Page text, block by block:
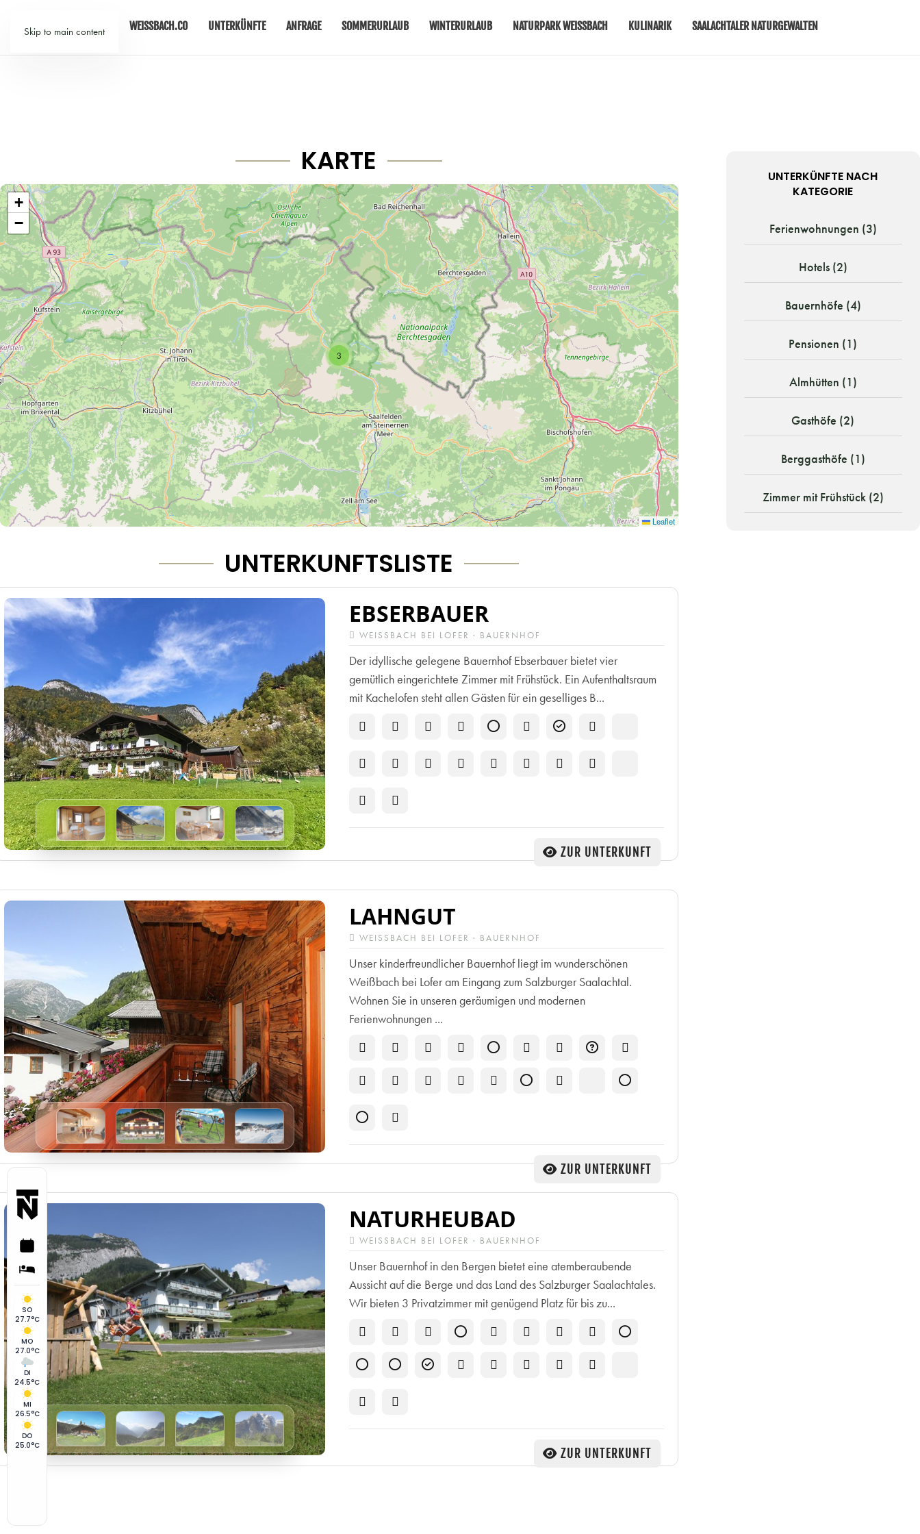
Skip to main content WEISSBACH.CO UNTERKÜNFTE ANFRAGE SOMMERURLAUB WINTERURLAUB NATURPARK WEISSBACH KULINARIK SAALACHTALER NATURGEWALTEN
KARTE
3
+
−
Leaflet
UNTERKUNFTSLISTE
EBSERBAUER
WEISSBACH BEI LOFER · BAUERNHOF
Der idyllische gelegene Bauernhof Ebserbauer bietet vier
gemütlich eingerichtete Zimmer mit Frühstück. Ein Aufenthaltsraum
mit Kachelofen steht allen Gästen für ein geselliges B...
ZUR UNTERKUNFT
LAHNGUT
WEISSBACH BEI LOFER · BAUERNHOF
Unser kinderfreundlicher Bauernhof liegt im wunderschönen
Weißbach bei Lofer am Eingang zum Salzburger Saalachtal.
Wohnen Sie in unseren geräumigen und modernen
Ferienwohnungen ...
ZUR UNTERKUNFT
NATURHEUBAD
WEISSBACH BEI LOFER · BAUERNHOF
Unser Bauernhof in den Bergen bietet eine atemberaubende
Aussicht auf die Berge und das Land des Salzburger Saalachtales.
Wir bieten 3 Privatzimmer mit genügend Platz für bis zu...
ZUR UNTERKUNFT
UNTERKÜNFTE NACH
KATEGORIE
Ferienwohnungen (3)
Hotels (2)
Bauernhöfe (4)
Pensionen (1)
Almhütten (1)
Gasthöfe (2)
Berggasthöfe (1)
Zimmer mit Frühstück (2)
SO
27.7°C
MO
27.0°C
DI
24.5°C
MI
26.5°C
DO
25.0°C